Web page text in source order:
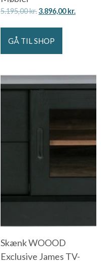
5.195,00kr.3.896,00kr.
GÅ TIL SHOP
Skænk WOOOD
Exclusive James TV-